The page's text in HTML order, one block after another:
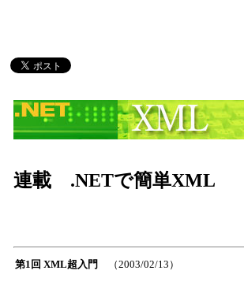
連載 .NETで簡単XML
第1回 XML超入門 （2003/02/13）